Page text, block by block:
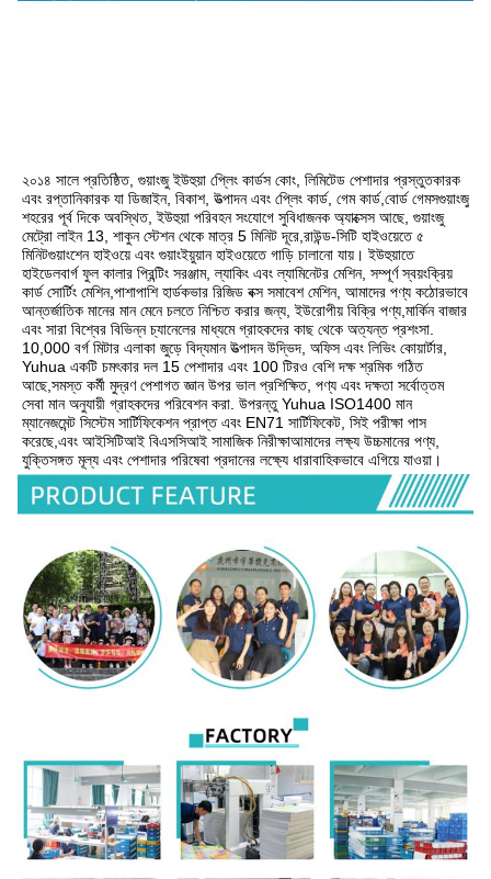
২০১৪ সালে প্রতিষ্ঠিত, গুয়াংজু ইউহুয়া প্লেিং কার্ডস কোং, লিমিটেড পেশাদার প্রস্তুতকারক
এবং রপ্তানিকারক যা ডিজাইন, বিকাশ, উত্পাদন এবং প্লেিং কার্ড, গেম কার্ড,বোর্ড গেমসগুয়াংজু
শহরের পূর্ব দিকে অবস্থিত, ইউহুয়া পরিবহন সংযোগে সুবিধাজনক অ্যাক্সেস আছে, গুয়াংজু
মেট্রো লাইন 13, শাকুন স্টেশন থেকে মাত্র 5 মিনিট দূরে,রাউন্ড-সিটি হাইওয়েতে ৫
মিনিটগুয়াংশেন হাইওয়ে এবং গুয়াংইয়ুয়ান হাইওয়েতে গাড়ি চালানো যায়। ইউহুয়াতে
হাইডেলবার্গ ফুল কালার প্রিন্টিং সরঞ্জাম, ল্যাকিং এবং ল্যামিনেটর মেশিন, সম্পূর্ণ স্বয়ংক্রিয়
কার্ড সোর্টিং মেশিন,পাশাপাশি হার্ডকভার রিজিড বক্স সমাবেশ মেশিন, আমাদের পণ্য কঠোরভাবে
আন্তর্জাতিক মানের মান মেনে চলতে নিশ্চিত করার জন্য, ইউরোপীয় বিক্রি পণ্য,মার্কিন বাজার
এবং সারা বিশ্বের বিভিন্ন চ্যানেলের মাধ্যমে গ্রাহকদের কাছ থেকে অত্যন্ত প্রশংসা.
10,000 বর্গ মিটার এলাকা জুড়ে বিদ্যমান উত্পাদন উদ্ভিদ, অফিস এবং লিভিং কোয়ার্টার,
Yuhua একটি চমৎকার দল 15 পেশাদার এবং 100 টিরও বেশি দক্ষ শ্রমিক গঠিত
আছে,সমস্ত কর্মী মুদ্রণ পেশাগত জ্ঞান উপর ভাল প্রশিক্ষিত, পণ্য এবং দক্ষতা সর্বোত্তম
সেবা মান অনুযায়ী গ্রাহকদের পরিবেশন করা. উপরন্তু Yuhua ISO1400 মান
ম্যানেজমেন্ট সিস্টেম সার্টিফিকেশন প্রাপ্ত এবং EN71 সার্টিফিকেট, সিই পরীক্ষা পাস
করেছে,এবং আইসিটিআই বিএসসিআই সামাজিক নিরীক্ষাআমাদের লক্ষ্য উচ্চমানের পণ্য,
যুক্তিসঙ্গত মূল্য এবং পেশাদার পরিষেবা প্রদানের লক্ষ্যে ধারাবাহিকভাবে এগিয়ে যাওয়া।